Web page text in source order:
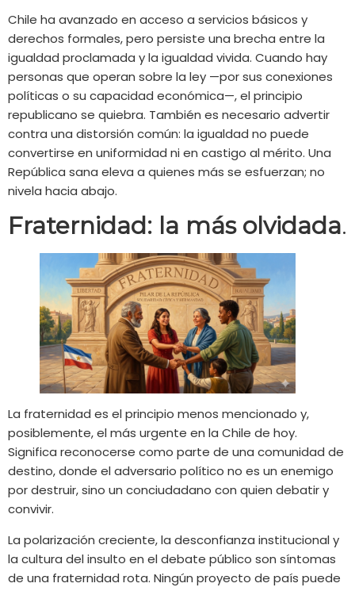
Chile ha avanzado en acceso a servicios básicos y
derechos formales, pero persiste una brecha entre la
igualdad proclamada y la igualdad vivida. Cuando hay
personas que operan sobre la ley —por sus conexiones
políticas o su capacidad económica—, el principio
republicano se quiebra. También es necesario advertir
contra una distorsión común: la igualdad no puede
convertirse en uniformidad ni en castigo al mérito. Una
República sana eleva a quienes más se esfuerzan; no
nivela hacia abajo.
Fraternidad: la más olvidada.
La fraternidad es el principio menos mencionado y,
posiblemente, el más urgente en la Chile de hoy.
Significa reconocerse como parte de una comunidad de
destino, donde el adversario político no es un enemigo
por destruir, sino un conciudadano con quien debatir y
convivir.
La polarización creciente, la desconfianza institucional y
la cultura del insulto en el debate público son síntomas
de una fraternidad rota. Ningún proyecto de país puede